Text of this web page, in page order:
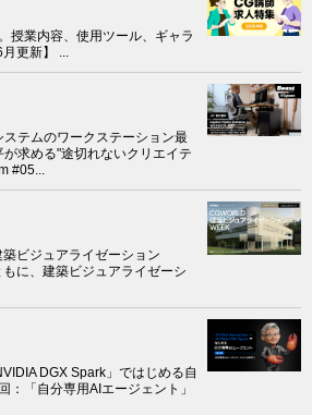
授業内容、使用ツール、ギャラ
更新】 ...
ステムのワークステーション最
求める"途切れないクリエイテ
#05...
ビジュアライゼーション
に、建築ビジュアライゼーシ
DGX Spark」ではじめる自
「自分専用AIエージェント」